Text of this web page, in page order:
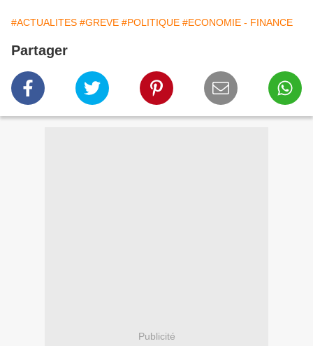
#ACTUALITES #GREVE #POLITIQUE #ECONOMIE - FINANCE
Partager
Publicité